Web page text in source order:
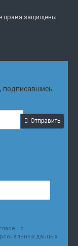
права защищены
подписавшись
Отправить
с
данных